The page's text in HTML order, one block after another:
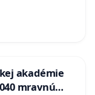
akadémie
mravnú